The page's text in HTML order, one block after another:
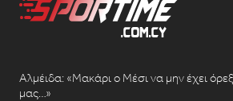
Αλμέιδα: «Μακάρι ο Μέσι να μην έχει
μας…»